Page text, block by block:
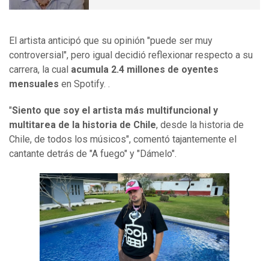
El artista anticipó que su opinión "puede ser muy
controversial", pero igual decidió reflexionar respecto a su
carrera, la cual acumula 2.4 millones de oyentes
mensuales en Spotify. .
"Siento que soy el artista más multifuncional y
multitarea de la historia de Chile, desde la historia de
Chile, de todos los músicos", comentó tajantemente el
cantante detrás de "A fuego" y "Dámelo".